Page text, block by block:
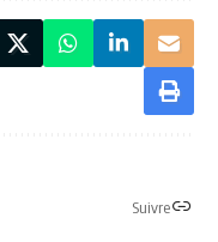
Suivre